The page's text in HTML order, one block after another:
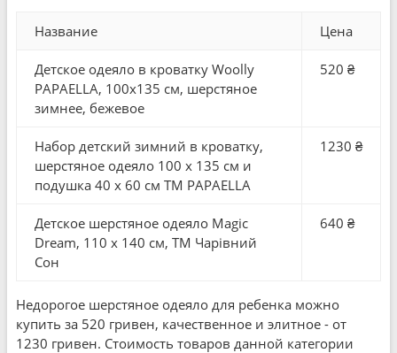
Название Цена
Детское одеяло в кроватку Woolly
PAPAELLA, 100x135 см, шерстяное
зимнее, бежевое
520 ₴
Набор детский зимний в кроватку,
шерстяное одеяло 100 x 135 см и
подушка 40 x 60 см ТМ PAPAELLA
1230 ₴
Детское шерстяное одеяло Magic
Dream, 110 x 140 см, ТМ Чарівний
Сон
640 ₴
Недорогое шерстяное одеяло для ребенка можно
купить за 520 гривен, качественное и элитное - от
1230 гривен. Стоимость товаров данной категории